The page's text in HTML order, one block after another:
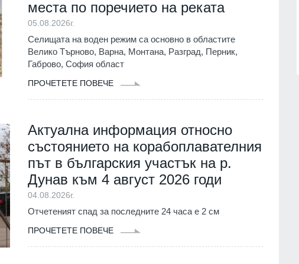
места по поречието на реката
05.08.2026г.
Селищата на воден режим са основно в областите
Велико Търново, Варна, Монтана, Разград, Перник,
Габрово, София област
ПРОЧЕТЕТЕ ПОВЕЧЕ
Актуална информация относно
състоянието на корабоплавателния
път в българския участък на р.
Дунав към 4 август 2026 годи
04.08.2026г.
Отчетеният спад за последните 24 часа е 2 см
ПРОЧЕТЕТЕ ПОВЕЧЕ
31.07.2026г.
корабоплавателния път в
Русе 03.08.2026г.